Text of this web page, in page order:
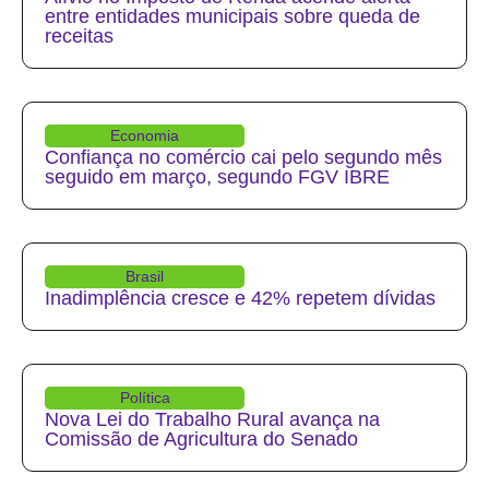
entre entidades municipais sobre queda de
receitas
Economia
Confiança no comércio cai pelo segundo mês
seguido em março, segundo FGV IBRE
Brasil
Inadimplência cresce e 42% repetem dívidas
Política
Nova Lei do Trabalho Rural avança na
Comissão de Agricultura do Senado